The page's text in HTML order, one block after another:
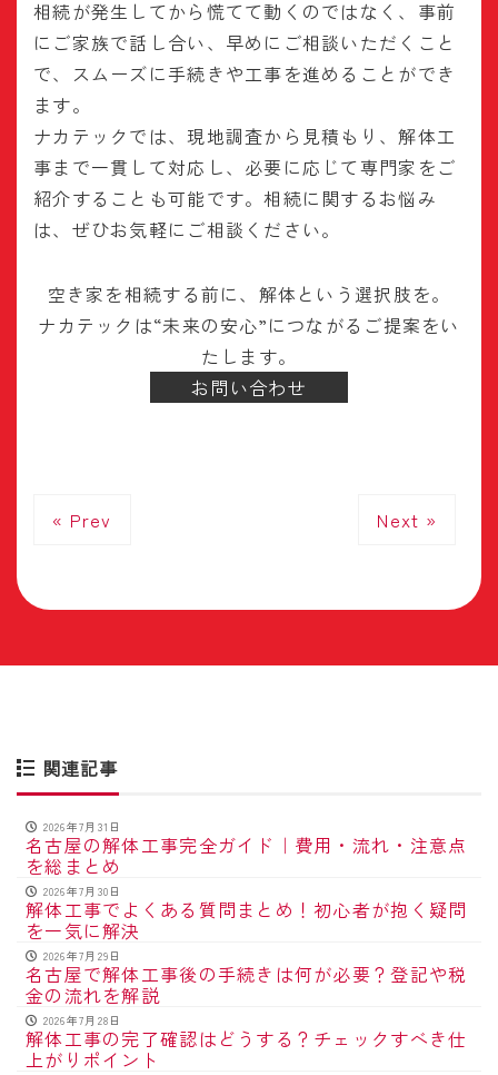
相続が発生してから慌てて動くのではなく、事前
にご家族で話し合い、早めにご相談いただくこと
で、スムーズに手続きや工事を進めることができ
ます。
ナカテックでは、現地調査から見積もり、解体工
事まで一貫して対応し、必要に応じて専門家をご
紹介することも可能です。相続に関するお悩み
は、ぜひお気軽にご相談ください。
空き家を相続する前に、解体という選択肢を。
ナカテックは“未来の安心”につながるご提案をい
たします。
お問い合わせ
« Prev Next »
関連記事
2026年7月31日
名古屋の解体工事完全ガイド｜費用・流れ・注意点
を総まとめ
2026年7月30日
解体工事でよくある質問まとめ！初心者が抱く疑問
を一気に解決
2026年7月29日
名古屋で解体工事後の手続きは何が必要？登記や税
金の流れを解説
2026年7月28日
解体工事の完了確認はどうする？チェックすべき仕
上がりポイント